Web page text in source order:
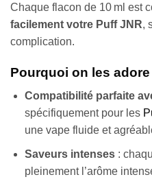
Chaque flacon de 10 ml est
facilement votre Puff JNR,
complication.
Pourquoi on les adore
Compatibilité parfaite
spécifiquement pour les
une vape fluide et
Saveurs intenses:
pleinement l’arôme